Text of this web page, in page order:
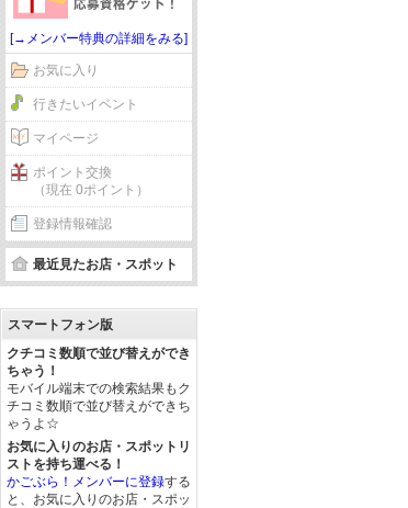
[→メンバー特典の詳細をみる]
お気に入り
行きたいイベント
マイページ
ポイント交換
（現在 0ポイント）
登録情報確認
最近見たお店・スポット
スマートフォン版
クチコミ数順で並び替えができ
ちゃう！
モバイル端末での検索結果もク
チコミ数順で並び替えができち
ゃうよ☆
お気に入りのお店・スポットリ
ストを持ち運べる！
かごぶら！メンバーに登録する
と、お気に入りのお店・スポッ